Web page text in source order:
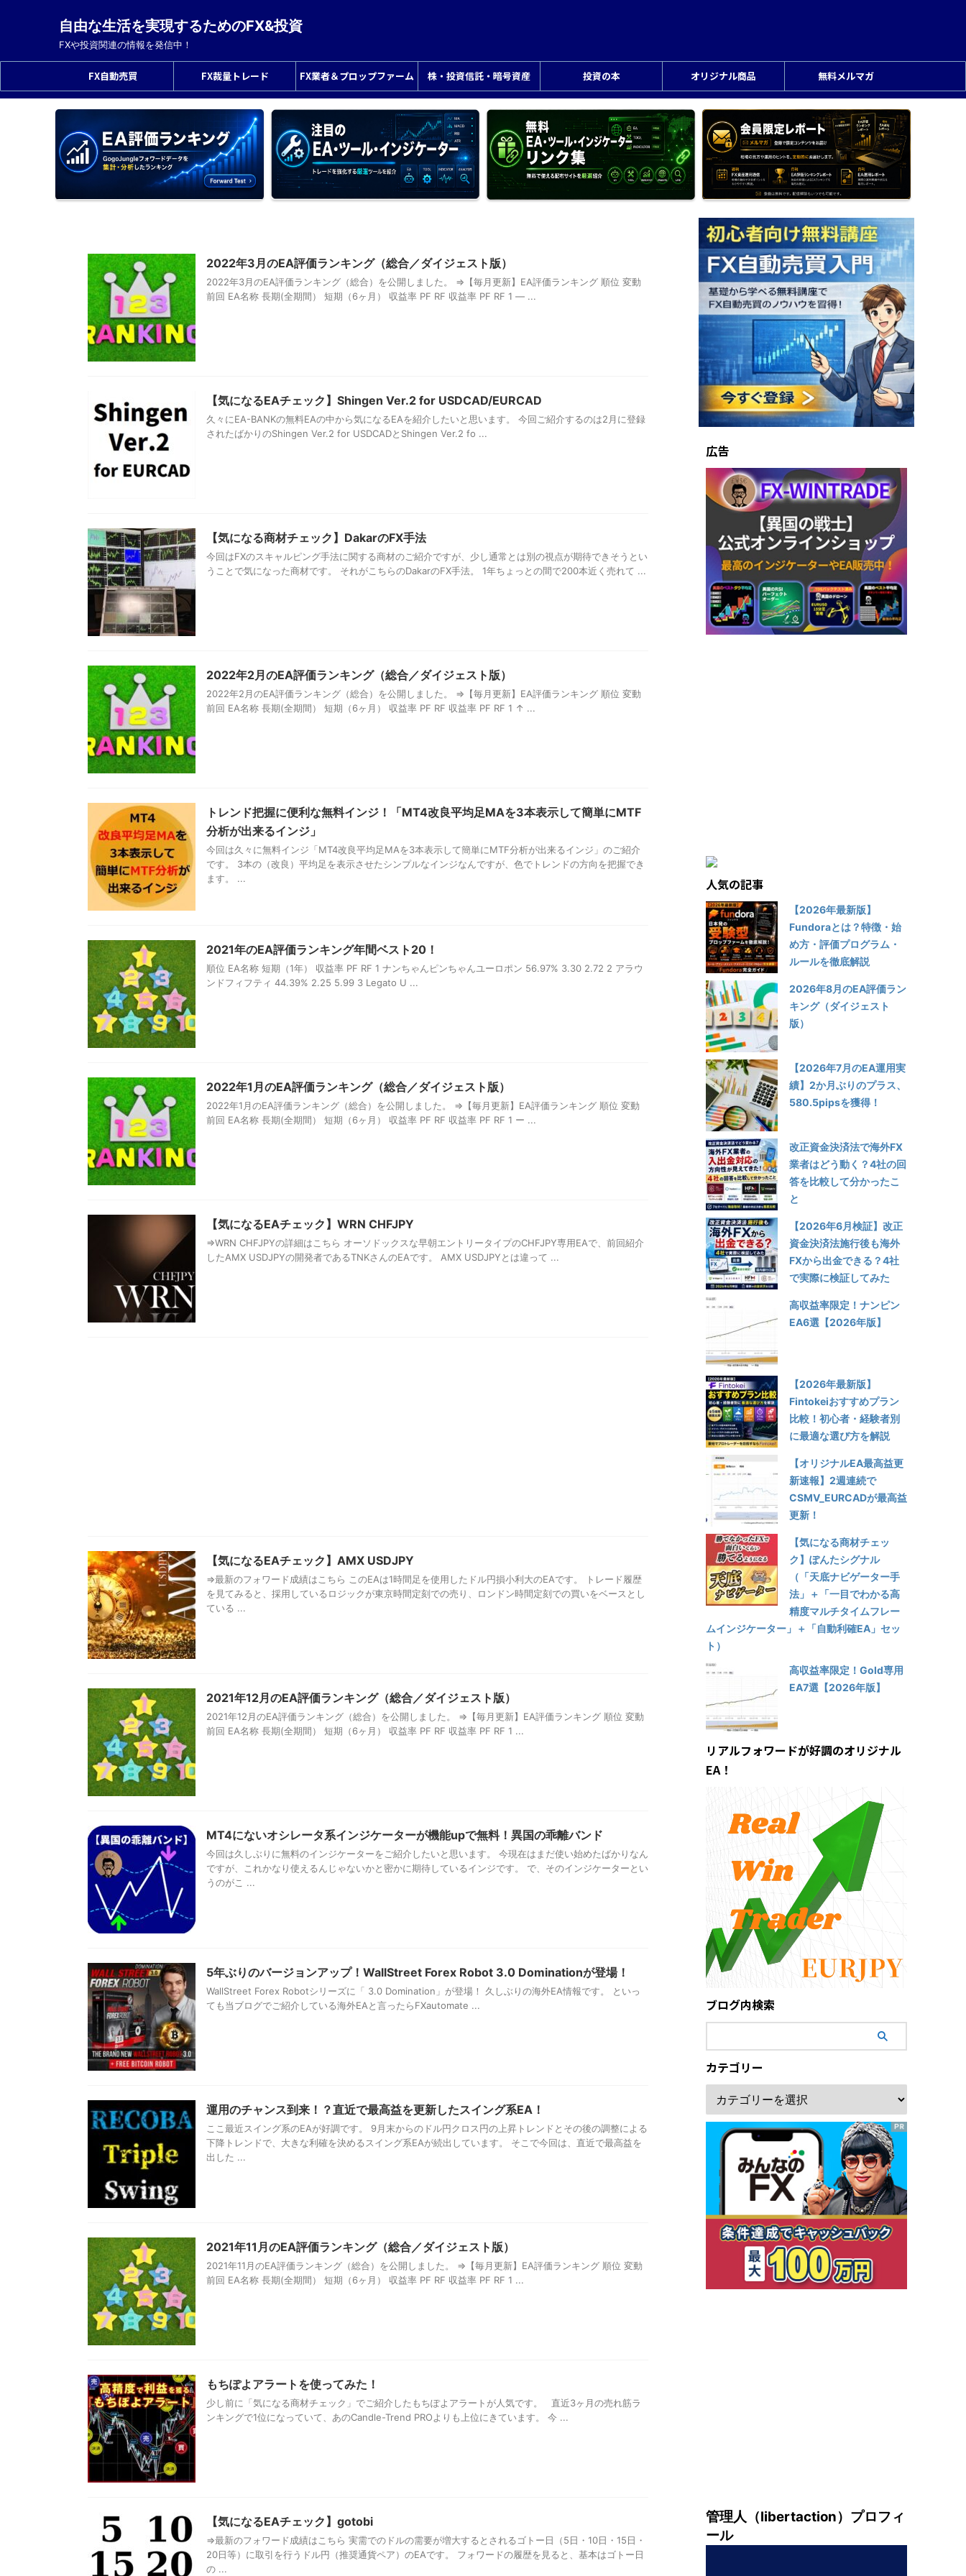
自由な生活を実現するためのFX&投資
FXや投資関連の情報を発信中！
FX自動売買 FX裁量トレード FX業者＆プロップファーム 株・投資信託・暗号資産 投資の本 オリジナル商品 無料メルマガ
2022年3月のEA評価ランキング（総合／ダイジェスト版）
2022年3月のEA評価ランキング（総合）を公開しました。 ⇒【毎月更新】EA評価ランキング 順位 変動
前回 EA名称 長期(全期間） 短期（6ヶ月） 収益率 PF RF 収益率 PF RF 1 ― ...
【気になるEAチェック】Shingen Ver.2 for USDCAD/EURCAD
久々にEA-BANKの無料EAの中から気になるEAを紹介したいと思います。 今回ご紹介するのは2月に登録
されたばかりのShingen Ver.2 for USDCADとShingen Ver.2 fo ...
【気になる商材チェック】DakarのFX手法
今回はFXのスキャルピング手法に関する商材のご紹介ですが、少し通常とは別の視点が期待できそうとい
うことで気になった商材です。 それがこちらのDakarのFX手法。 1年ちょっとの間で200本近く売れて ...
2022年2月のEA評価ランキング（総合／ダイジェスト版）
2022年2月のEA評価ランキング（総合）を公開しました。 ⇒【毎月更新】EA評価ランキング 順位 変動
前回 EA名称 長期(全期間） 短期（6ヶ月） 収益率 PF RF 収益率 PF RF 1 ↑ ...
トレンド把握に便利な無料インジ！「MT4改良平均足MAを3本表示して簡単にMTF
分析が出来るインジ」
今回は久々に無料インジ「MT4改良平均足MAを3本表示して簡単にMTF分析が出来るインジ」のご紹介
です。 3本の（改良）平均足を表示させたシンプルなインジなんですが、色でトレンドの方向を把握でき
ます。 ...
2021年のEA評価ランキング年間ベスト20！
順位 EA名称 短期（1年） 収益率 PF RF 1 ナンちゃんピンちゃんユーロポン 56.97% 3.30 2.72 2 アラウ
ンドフィフティ 44.39% 2.25 5.99 3 Legato U ...
2022年1月のEA評価ランキング（総合／ダイジェスト版）
2022年1月のEA評価ランキング（総合）を公開しました。 ⇒【毎月更新】EA評価ランキング 順位 変動
前回 EA名称 長期(全期間） 短期（6ヶ月） 収益率 PF RF 収益率 PF RF 1 ー ...
【気になるEAチェック】WRN CHFJPY
⇒WRN CHFJPYの詳細はこちら オーソドックスな早朝エントリータイプのCHFJPY専用EAで、前回紹介
したAMX USDJPYの開発者であるTNKさんのEAです。 AMX USDJPYとは違って ...
【気になるEAチェック】AMX USDJPY
⇒最新のフォワード成績はこちら このEAは1時間足を使用したドル円損小利大のEAです。 トレード履歴
を見てみると、採用しているロジックが東京時間定刻での売り、ロンドン時間定刻での買いをベースとし
ている ...
2021年12月のEA評価ランキング（総合／ダイジェスト版）
2021年12月のEA評価ランキング（総合）を公開しました。 ⇒【毎月更新】EA評価ランキング 順位 変動
前回 EA名称 長期(全期間） 短期（6ヶ月） 収益率 PF RF 収益率 PF RF 1 ...
MT4にないオシレータ系インジケーターが機能upで無料！異国の乖離バンド
今回は久しぶりに無料のインジケーターをご紹介したいと思います。 今現在はまだ使い始めたばかりなん
ですが、これかなり使えるんじゃないかと密かに期待しているインジです。 で、そのインジケーターとい
うのがこ ...
5年ぶりのバージョンアップ！WallStreet Forex Robot 3.0 Dominationが登場！
WallStreet Forex Robotシリーズに「 3.0 Domination」が登場！ 久しぶりの海外EA情報です。 といっ
ても当ブログでご紹介している海外EAと言ったらFXautomate ...
運用のチャンス到来！？直近で最高益を更新したスイング系EA！
ここ最近スイング系のEAが好調です。 9月末からのドル円クロス円の上昇トレンドとその後の調整による
下降トレンドで、大きな利確を決めるスイング系EAが続出しています。 そこで今回は、直近で最高益を
出した ...
2021年11月のEA評価ランキング（総合／ダイジェスト版）
2021年11月のEA評価ランキング（総合）を公開しました。 ⇒【毎月更新】EA評価ランキング 順位 変動
前回 EA名称 長期(全期間） 短期（6ヶ月） 収益率 PF RF 収益率 PF RF 1 ...
もちぽよアラートを使ってみた！
少し前に「気になる商材チェック」でご紹介したもちぽよアラートが人気です。 直近3ヶ月の売れ筋ラ
ンキングで1位になっていて、あのCandle-Trend PROよりも上位にきています。 今 ...
【気になるEAチェック】gotobi
⇒最新のフォワード成績はこちら 実需でのドルの需要が増大するとされるゴトー日（5日・10日・15日・
20日等）に取引を行うドル円（推奨通貨ペア）のEAです。 フォワードの履歴を見ると、基本はゴトー日
の ...
広告
人気の記事
【2026年最新版】
Fundoraとは？特徴・始
め方・評価プログラム・
ルールを徹底解説
2026年8月のEA評価ラン
キング（ダイジェスト
版）
【2026年7月のEA運用実
績】2か月ぶりのプラス、
580.5pipsを獲得！
改正資金決済法で海外FX
業者はどう動く？4社の回
答を比較して分かったこ
と
【2026年6月検証】改正
資金決済法施行後も海外
FXから出金できる？4社
で実際に検証してみた
高収益率限定！ナンピン
EA6選【2026年版】
【2026年最新版】
Fintokeiおすすめプラン
比較！初心者・経験者別
に最適な選び方を解説
【オリジナルEA最高益更
新速報】2週連続で
CSMV_EURCADが最高益
更新！
【気になる商材チェッ
ク】ぽんたシグナル
（「天底ナビゲーター手
法」＋「一目でわかる高
精度マルチタイムフレー
ムインジケーター」＋「自動利確EA」セッ
ト）
高収益率限定！Gold専用
EA7選【2026年版】
リアルフォワードが好調のオリジナル
EA！
ブログ内検索
カテゴリー
管理人（libertaction）プロフィ
ール